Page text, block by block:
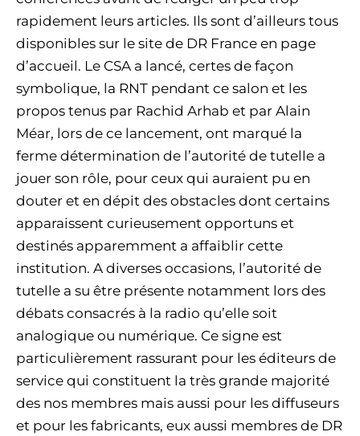
rapidement leurs articles. Ils sont d’ailleurs tous
disponibles sur le site de DR France en page
d’accueil. Le CSA a lancé, certes de façon
symbolique, la RNT pendant ce salon et les
propos tenus par Rachid Arhab et par Alain
Méar, lors de ce lancement, ont marqué la
ferme détermination de l’autorité de tutelle a
jouer son rôle, pour ceux qui auraient pu en
douter et en dépit des obstacles dont certains
apparaissent curieusement opportuns et
destinés apparemment a affaiblir cette
institution. A diverses occasions, l’autorité de
tutelle a su être présente notamment lors des
débats consacrés à la radio qu’elle soit
analogique ou numérique. Ce signe est
particulièrement rassurant pour les éditeurs de
service qui constituent la très grande majorité
des nos membres mais aussi pour les diffuseurs
et pour les fabricants, eux aussi membres de DR